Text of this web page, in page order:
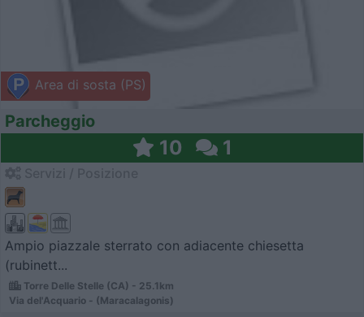
Area di sosta (PS)
Parcheggio
10 1
Ampio piazzale sterrato con adiacente chiesetta
(rubinett...
Torre Delle Stelle (CA) - 25.1km
Via del'Acquario - (Maracalagonis)